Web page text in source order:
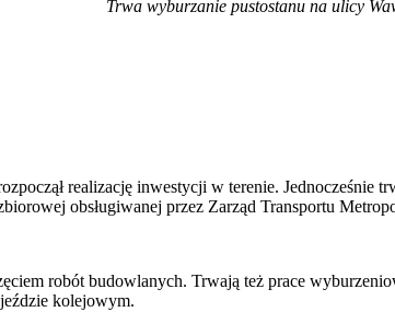
Trwa wyburzanie pustostanu na ulicy
realizację inwestycji w terenie. Jednocześnie
obsługiwanej przez Zarząd Transportu
robót budowlanych. Trwają też prace
kolejowym.